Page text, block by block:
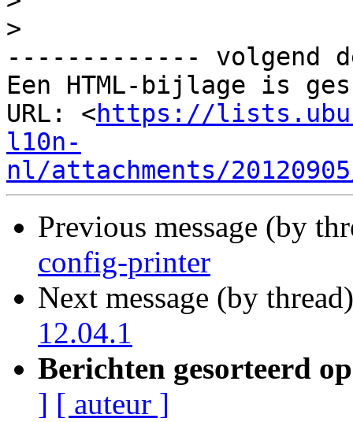
>
------------- volgend
Een HTML-bijlage is
URL: <https://
l10n-
nl/attachments/
Previous message (by
config-printer
Next message (by
12.04.1
Berichten gesorteerd
] [ auteur ]